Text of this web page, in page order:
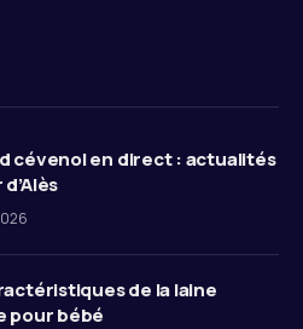
cévenol en direct : actualités
de la laine
pour bébé